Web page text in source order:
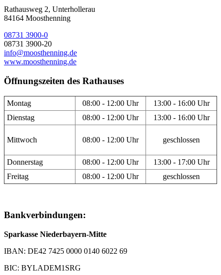
Rathausweg 2, Unterhollerau
84164 Moosthenning
08731 3900-0
08731 3900-20
info@moosthenning.de
www.moosthenning.de
Öffnungszeiten des Rathauses
Montag 08:00 - 12:00 Uhr
13:00 - 16:00 Uhr
Dienstag
08:00 - 12:00 Uhr 13:00 - 16:00 Uhr
Mittwoch 08:00 - 12:00 Uhr geschlossen
Donnerstag 08:00 - 12:00 Uhr
13:00 - 17:00 Uhr
Freitag
08:00 - 12:00 Uhr geschlossen
Bankverbindungen:
Sparkasse Niederbayern-Mitte
IBAN: DE42 7425 0000 0140 6022 69
BIC: BYLADEM1SRG